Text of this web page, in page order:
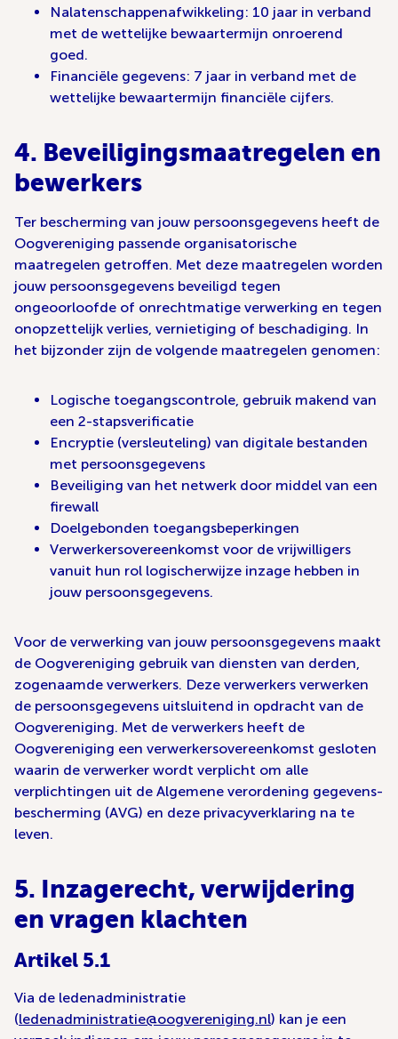
Nalatenschappenafwikkeling: 10 jaar in verband
met de wettelijke bewaartermijn onroerend
goed.
Financiële gegevens: 7 jaar in verband met de
wettelijke bewaartermijn financiële cijfers.
4. Beveiligingsmaatregelen en
bewerkers
Ter bescherming van jouw persoonsgegevens heeft de
Oogvereniging passende organisatorische
maatregelen getroffen. Met deze maatregelen worden
jouw persoonsgegevens beveiligd tegen
ongeoorloofde of onrechtmatige verwerking en tegen
onopzettelijk verlies, vernietiging of beschadiging. In
het bijzonder zijn de volgende maatregelen genomen:
Logische toegangscontrole, gebruik makend van
een 2-stapsverificatie
Encryptie (versleuteling) van digitale bestanden
met persoonsgegevens
Beveiliging van het netwerk door middel van een
firewall
Doelgebonden toegangsbeperkingen
Verwerkersovereenkomst voor de vrijwilligers
vanuit hun rol logischerwijze inzage hebben in
jouw persoonsgegevens.
Voor de verwerking van jouw persoonsgegevens maakt
de Oogvereniging gebruik van diensten van derden,
zogenaamde verwerkers. Deze verwerkers verwerken
de persoonsgegevens uitsluitend in opdracht van de
Oogvereniging. Met de verwerkers heeft de
Oogvereniging een verwerkersovereenkomst gesloten
waarin de verwerker wordt verplicht om alle
verplichtingen uit de Algemene verordening gegevens-
bescherming (AVG) en deze privacyverklaring na te
leven.
5. Inzagerecht, verwijdering
en vragen klachten
Artikel 5.1
Via de ledenadministratie
(ledenadministratie@oogvereniging.nl) kan je een